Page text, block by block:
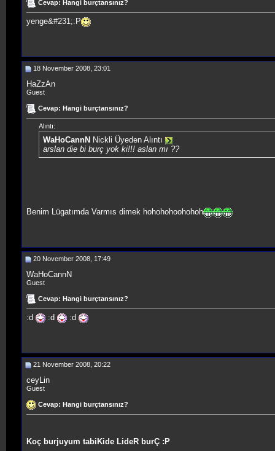
Cevap: Hangi burçtansınız?
yenge&#231;:P
18 November 2008, 23:01
HaZzAn
Guest
Cevap: Hangi burçtansınız?
Alıntı:
WaHoCannN Nickli Üyeden Alıntı
arslan die bi burç yok ki!!! aslan mı ??
Benim Lügatımda Varmıs dimek hohohohoohohoh
20 November 2008, 17:49
WaHoCannN
Guest
Cevap: Hangi burçtansınız?
:d :d :d
21 November 2008, 20:22
ceyLin
Guest
Cevap: Hangi burçtansınız?
Koç burjuyum tabiKide LideR burÇ :P